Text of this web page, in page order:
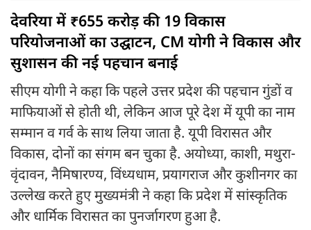
देवरिया में ₹655 करोड़ की 19 विकास
परियोजनाओं का उद्घाटन, CM योगी ने विकास और
सुशासन की नई पहचान बनाई
सीएम योगी ने कहा कि पहले उत्तर प्रदेश की पहचान गुंडों व
माफियाओं से होती थी, लेकिन आज पूरे देश में यूपी का नाम
सम्मान व गर्व के साथ लिया जाता है. यूपी विरासत और
विकास, दोनों का संगम बन चुका है. अयोध्या, काशी, मथुरा-
वृंदावन, नैमिषारण्य, विंध्यधाम, प्रयागराज और कुशीनगर का
उल्लेख करते हुए मुख्यमंत्री ने कहा कि प्रदेश में सांस्कृतिक
और धार्मिक विरासत का पुनर्जागरण हुआ है.